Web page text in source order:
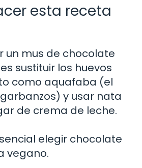
esta receta
un mus de chocolate
sustituir los huevos
como aquafaba (el
y usar nata
de crema de leche.
elegir chocolate
vegano.